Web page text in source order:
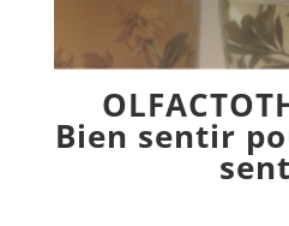
Bien sentir